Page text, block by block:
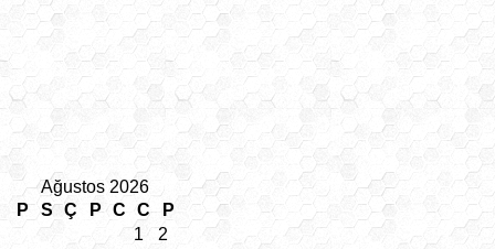
Ağustos 2026
P
S Ç P C C
P
1
2